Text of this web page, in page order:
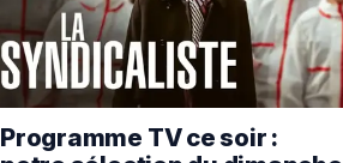
Programme TV ce soir :